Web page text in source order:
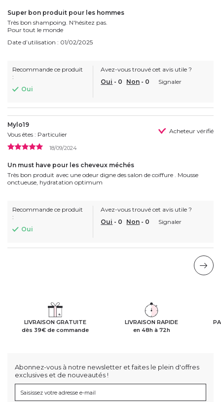
Super bon produit pour les hommes
Très bon shampoing. N'hésitez pas.
Pour tout le monde
Date d’utilisation : 01/02/2025
Recommande ce produit
:
Oui
Avez-vous trouvé cet avis utile ?
Oui - 0 Non - 0 Signaler
Mylo19
Vous êtes : Particulier
Acheteur vérifié
18/09/2024
Un must have pour les cheveux méchés
Très bon produit avec une odeur digne des salon de coiffure . Mousse
onctueuse, hydratation optimum
Recommande ce produit
:
Oui
Avez-vous trouvé cet avis utile ?
Oui - 0 Non - 0 Signaler
LIVRAISON GRATUITE
dès 39€ de commande
LIVRAISON RAPIDE
en 48h à 72h
Abonnez-vous à notre newsletter et faites le plein d'offres
exclusives et de nouveautés !